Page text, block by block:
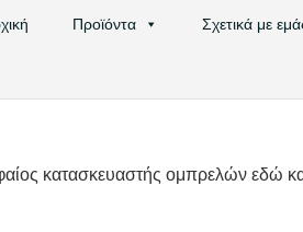
Προϊόντα Σχετικά με
κατασκευαστής ομπρελών εδώ